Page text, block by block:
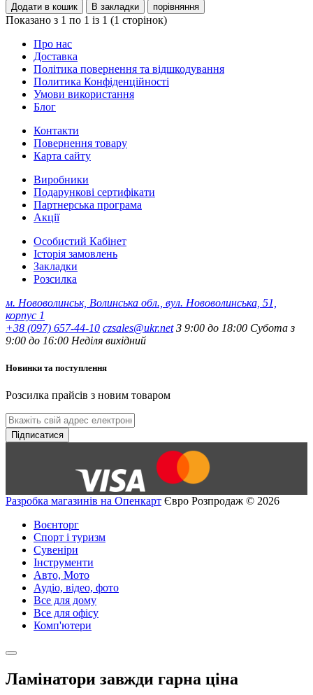
Додати в кошик В закладки порівняння
Показано з 1 по 1 із 1 (1 сторінок)
Про нас
Доставка
Політика повернення та відшкодування
Политика Конфіденційності
Умови використання
Блог
Контакти
Повернення товару
Карта сайту
Виробники
Подарункові сертифікати
Партнерська програма
Акції
Особистий Кабінет
Історія замовлень
Закладки
Розсилка
м. Нововолинськ, Волинська обл., вул. Нововолинська, 51,
корпус 1
+38 (097) 657-44-10 czsales@ukr.net З 9:00 до 18:00 Субота з
9:00 до 16:00 Неділя вихідний
Новинки та поступлення
Розсилка прайсів з новим товаром
Підписатися
Разробка магазинів на Опенкарт Євро Розпродаж © 2026
Воєнторг
Спорт і туризм
Сувеніри
Інструменти
Авто, Мото
Аудіо, відео, фото
Все для дому
Все для офісу
Комп'ютери
Ламінатори завжди гарна ціна